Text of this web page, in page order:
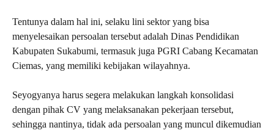
Tentunya dalam hal ini, selaku lini sektor yang bisa
menyelesaikan persoalan tersebut adalah Dinas Pendidikan
Kabupaten Sukabumi, termasuk juga PGRI Cabang Kecamatan
Ciemas, yang memiliki kebijakan wilayahnya.
Seyogyanya harus segera melakukan langkah konsolidasi
dengan pihak CV yang melaksanakan pekerjaan tersebut,
sehingga nantinya, tidak ada persoalan yang muncul dikemudian